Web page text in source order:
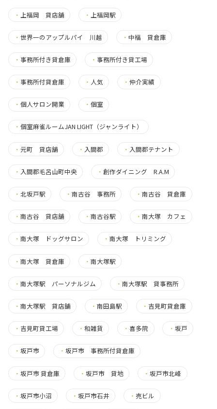
・ 上福岡 貸店舗 ・ 上福岡駅
・ 世界一のアップルパイ 川越 ・中福 貸倉庫
・ 事務所付き貸倉庫 ・ 事務所付き貸工場
・ 事務所付貸倉庫 ・ 人気 ・仲介実績
・ 個人サロン開業 ・個室
・ 個室麻雀ルームJAN LIGHT（ジャンライト）
・ 元町 貸店舗 ・ 入間郡 ・ 入間郡テナント
・ 入間郡毛呂山町中央 ・創作ダイニング R.A.M
・ 北坂戸駅 ・南古谷 事務所 ・南古谷 貸倉庫
・ 南古谷 貸店舗 ・南古谷駅 ・南大塚 カフェ
・ 南大塚 ドッグサロン ・南大塚 トリミング
・ 南大塚 貸倉庫 ・南大塚駅
・ 南大塚駅 パーソナルジム ・南大塚駅 貸事務所
・ 南大塚駅 貸店舗 ・南田島駅 ・ 吉見町貸倉庫
・ 吉見町貸工場 ・和雑貨 ・喜多院 ・ 坂戸
・ 坂戸市 ・坂戸市 事務所付貸倉庫
・ 坂戸市 貸倉庫 ・坂戸市 貸地 ・坂戸市北峰
・ 坂戸市小沼 ・坂戸市石井 ・ 売ビル